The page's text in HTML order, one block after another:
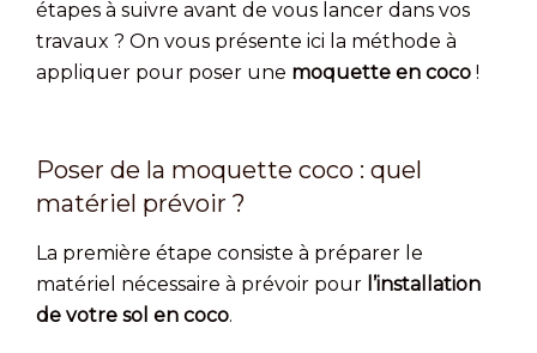
étapes à suivre avant de vous lancer dans vos
travaux ? On vous présente ici la méthode à
appliquer pour poser une moquette en coco !
Poser de la moquette coco : quel
matériel prévoir ?
La première étape consiste à préparer le
matériel nécessaire à prévoir pour l’installation
de votre sol en coco.